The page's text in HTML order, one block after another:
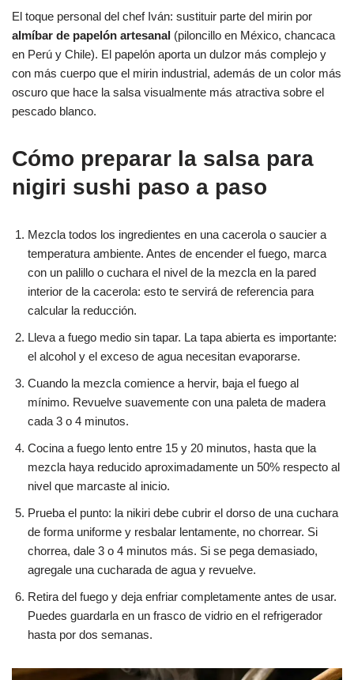
El toque personal del chef Iván: sustituir parte del mirin por
almíbar de papelón artesanal (piloncillo en México, chancaca
en Perú y Chile). El papelón aporta un dulzor más complejo y
con más cuerpo que el mirin industrial, además de un color más
oscuro que hace la salsa visualmente más atractiva sobre el
pescado blanco.
Cómo preparar la salsa para
nigiri sushi paso a paso
Mezcla todos los ingredientes en una cacerola o saucier a
temperatura ambiente. Antes de encender el fuego, marca
con un palillo o cuchara el nivel de la mezcla en la pared
interior de la cacerola: esto te servirá de referencia para
calcular la reducción.
Lleva a fuego medio sin tapar. La tapa abierta es importante:
el alcohol y el exceso de agua necesitan evaporarse.
Cuando la mezcla comience a hervir, baja el fuego al
mínimo. Revuelve suavemente con una paleta de madera
cada 3 o 4 minutos.
Cocina a fuego lento entre 15 y 20 minutos, hasta que la
mezcla haya reducido aproximadamente un 50% respecto al
nivel que marcaste al inicio.
Prueba el punto: la nikiri debe cubrir el dorso de una cuchara
de forma uniforme y resbalar lentamente, no chorrear. Si
chorrea, dale 3 o 4 minutos más. Si se pega demasiado,
agregale una cucharada de agua y revuelve.
Retira del fuego y deja enfriar completamente antes de usar.
Puedes guardarla en un frasco de vidrio en el refrigerador
hasta por dos semanas.